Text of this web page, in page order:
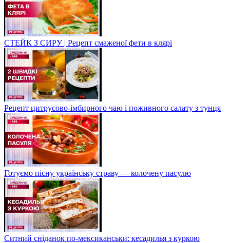
СТЕЙК З СИРУ | Рецепт смаженої фети в клярі
Рецепт цитрусово-імбирного чаю і поживного салату з тунця
Готуємо пісну українську страву — колочену пасулю
Ситний сніданок по-мексиканськи: кесадилья з куркою